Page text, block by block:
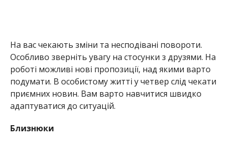
На вас чекають зміни та несподівані повороти.
Особливо зверніть увагу на стосунки з друзями. На
роботі можливі нові пропозиції, над якими варто
подумати. В особистому житті у четвер слід чекати
приємних новин. Вам варто навчитися швидко
адаптуватися до ситуацій.
Близнюки